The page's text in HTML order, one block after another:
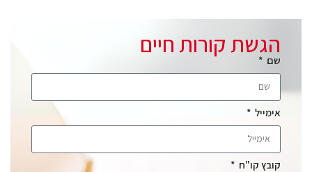
הגשת קורות חיים
שם
אימייל
קובץ קו"ח